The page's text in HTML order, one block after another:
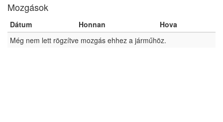
Mozgások
Dátum Honnan
Hova
Még nem lett rögzítve mozgás ehhez a járműhöz.